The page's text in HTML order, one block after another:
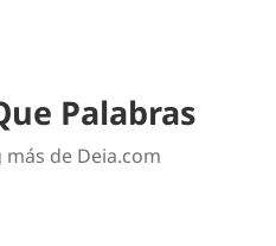
Palabras
de Deia.com